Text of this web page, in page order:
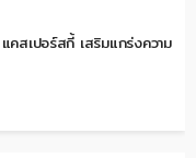
คสเปอร์สกี้ เสริมแกร่งความ